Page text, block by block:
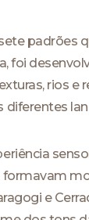
padrões
foi
rios e
diferentes
formavam
e